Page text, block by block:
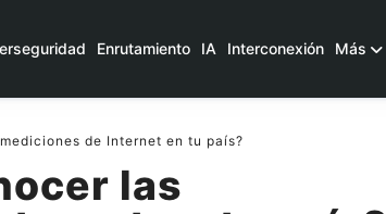
Enrutamiento IA Interconexión Más
de Internet en tu país?
las